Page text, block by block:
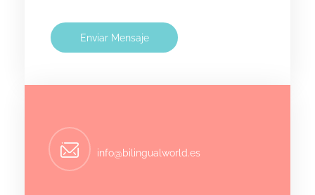
info@bilingualworld.es